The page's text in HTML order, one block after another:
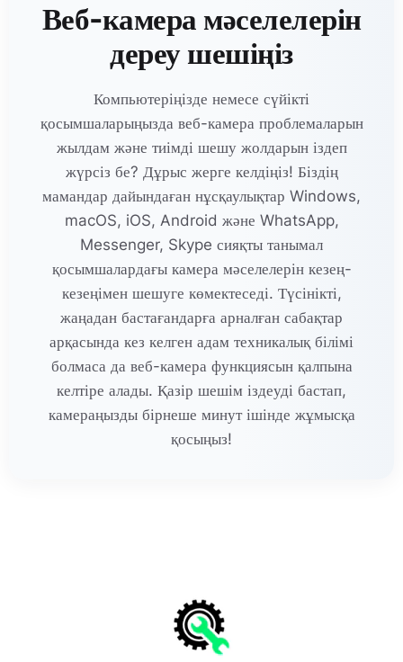
Веб-камера мәселелерін
дереу шешіңіз
Компьютеріңізде немесе сүйікті
қосымшаларыңызда веб-камера проблемаларын
жылдам және тиімді шешу жолдарын іздеп
жүрсіз бе? Дұрыс жерге келдіңіз! Біздің
мамандар дайындаған нұсқаулықтар Windows,
macOS, iOS, Android және WhatsApp,
Messenger, Skype сияқты танымал
қосымшалардағы камера мәселелерін кезең-
кезеңімен шешуге көмектеседі. Түсінікті,
жаңадан бастағандарға арналған сабақтар
арқасында кез келген адам техникалық білімі
болмаса да веб-камера функциясын қалпына
келтіре алады. Қазір шешім іздеуді бастап,
камераңызды бірнеше минут ішінде жұмысқа
қосыңыз!